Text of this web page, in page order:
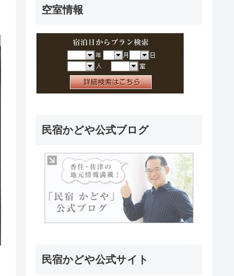
空室情報
民宿かどや公式ブログ
民宿かどや公式サイト